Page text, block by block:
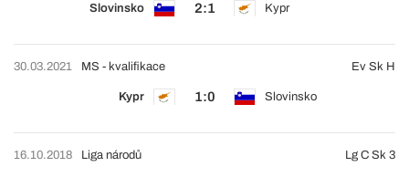
Slovinsko 2:1 Kypr
30.03.2021
Kypr 1:0 Slovinsko
MS - kvalifikace Ev Sk H
16.10.2018 Liga národů Lg C Sk 3